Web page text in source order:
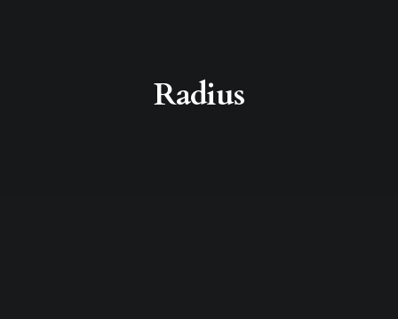
Radius